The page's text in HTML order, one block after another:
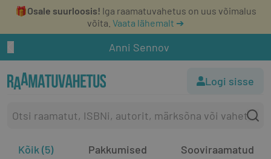
🎁Osale suurloosis! Iga raamatuvahetus on uus võimalus
võita. Vaata lähemalt ➔
Anni Sennov
Logi sisse
Kõik (5)
Pakkumised
Sooviraamatud